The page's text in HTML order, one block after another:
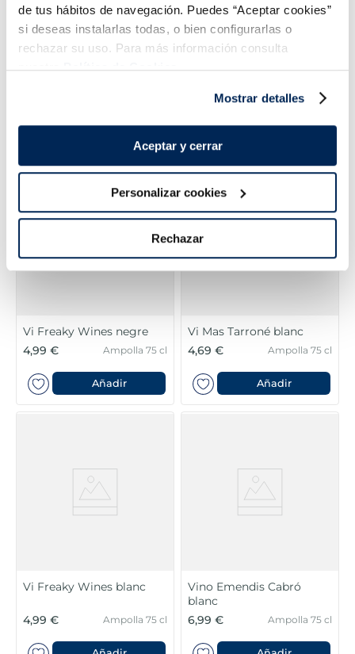
de tus hábitos de navegación. Puedes “Aceptar cookies”
si deseas instalarlas todas, o bien configurarlas o
rechazar su uso. Para más información consulta
nuestraPolítica de Cookies.
Mostrar detalles
Aceptar y cerrar
Personalizar cookies
Rechazar
Vi Emendis Cabró negre
Añadir
Vino Viña Sol
Vegano
6,45 € Ampolla 75cl
Añadir
Vi Freaky Wines negre
4,99 €
Ampolla 75 cl
Añadir
Vi Mas Tarroné blanc
4,69 €
Ampolla 75 cl
Añadir
Vi Freaky Wines blanc
4,99 € Ampolla 75 cl
Vino Emendis Cabró
blanc
6,99 €
Ampolla 75 cl